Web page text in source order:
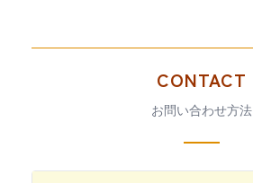
CONTACT
お問い合わせ方法